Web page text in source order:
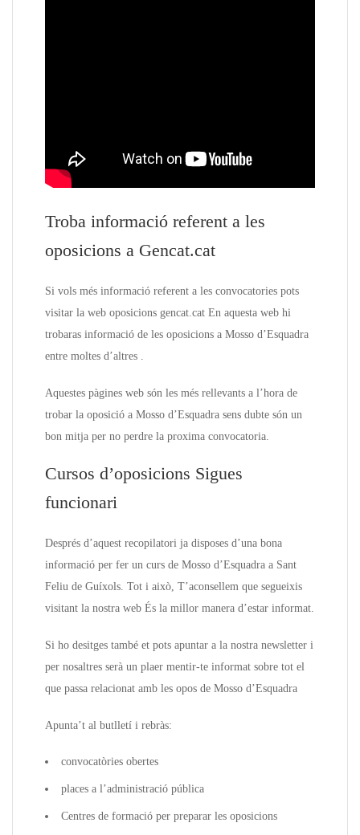
Troba informació referent a les
oposicions a Gencat.cat
Si vols més informació referent a les convocatories pots
visitar la web oposicions gencat.cat En aquesta web hi
trobaras informació de les oposicions a Mosso d’Esquadra
entre moltes d’altres .
Aquestes pàgines web són les més rellevants a l’hora de
trobar la oposició a Mosso d’Esquadra sens dubte són un
bon mitja per no perdre la proxima convocatoria.
Cursos d’oposicions Sigues
funcionari
Després d’aquest recopilatori ja disposes d’una bona
informació per fer un curs de Mosso d’Esquadra a Sant
Feliu de Guíxols. Tot i això, T’aconsellem que segueixis
visitant la nostra web És la millor manera d’estar informat.
Si ho desitges també et pots apuntar a la nostra newsletter i
per nosaltres serà un plaer mentir-te informat sobre tot el
que passa relacionat amb les opos de Mosso d’Esquadra
Apunta’t al butlletí i rebràs:
convocatòries obertes
places a l’administració pública
Centres de formació per preparar les oposicions